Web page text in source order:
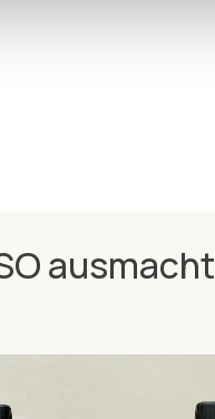
ausmacht